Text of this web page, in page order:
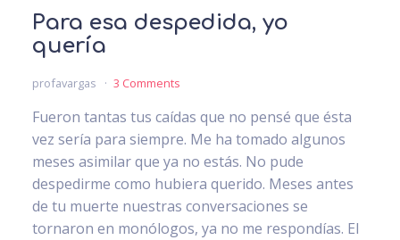
Para esa despedida, yo
quería
profavargas 3 Comments
Fueron tantas tus caídas que no pensé que ésta
vez sería para siempre. Me ha tomado algunos
meses asimilar que ya no estás. No pude
despedirme como hubiera querido. Meses antes
de tu muerte nuestras conversaciones se
tornaron en monólogos, ya no me respondías. El